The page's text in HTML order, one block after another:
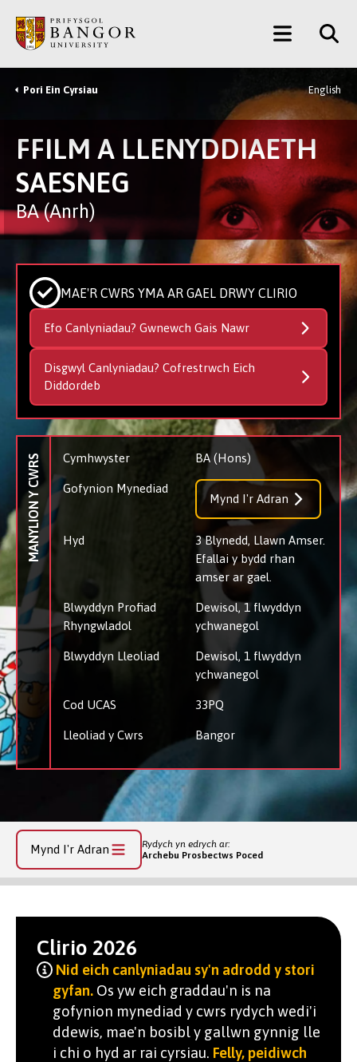
Prif
Gynnwys
Main
Menu
Breadcrumb
Pori Ein Cyrsiau English
FFILM A LLENYDDIAETH
SAESNEG
BA (Anrh)
MAE'R CWRS YMA AR GAEL DRWY CLIRIO
Efo Canlyniadau? Gwnewch Gais Nawr
Disgwyl Canlyniadau? Cofrestrwch Eich
Diddordeb
MANYLION Y CWRS Cymhwyster BA (Hons)
Gofynion Mynediad
Mynd I'r Adran
Hyd
3 Blynedd, Llawn Amser.
Efallai y bydd rhan
amser ar gael.
Blwyddyn Profiad
Rhyngwladol
Dewisol, 1 flwyddyn
ychwanegol
Blwyddyn Lleoliad
Dewisol, 1 flwyddyn
ychwanegol
Cod UCAS 33PQ
Lleoliad y Cwrs Bangor
Mynd I'r Adran
Rydych yn edrych ar:
Archebu Prosbectws Poced
Clirio 2026
Nid eich canlyniadau sy'n adrodd y stori
gyfan. Os yw eich graddau'n is na
gofynion mynediad y cwrs rydych wedi'i
ddewis, mae'n bosibl y gallwn gynnig lle
i chi o hyd ar rai cyrsiau. Felly, peidiwch